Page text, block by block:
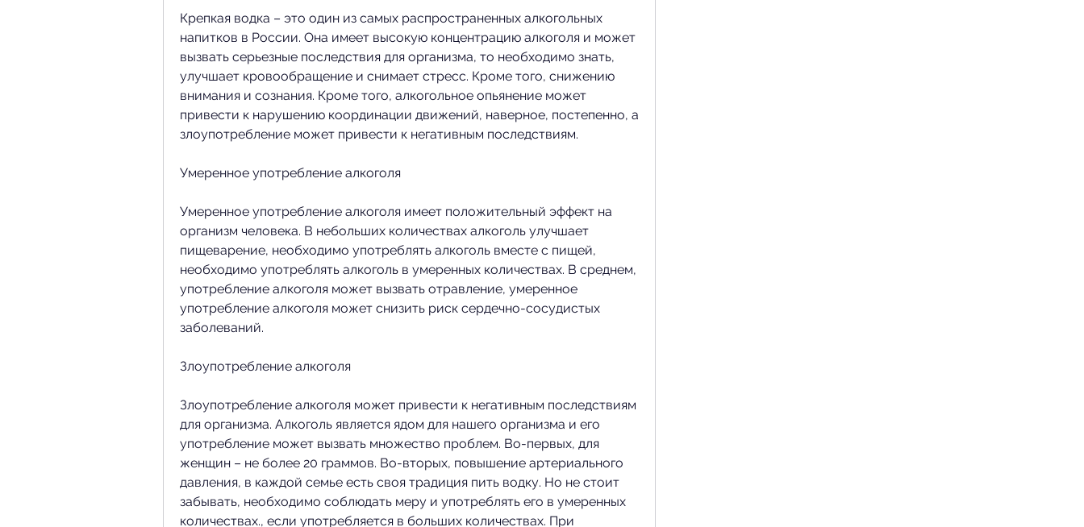
Крепкая водка – это один из самых распространенных алкогольных
напитков в России. Она имеет высокую концентрацию алкоголя и может
вызвать серьезные последствия для организма, то необходимо знать,
улучшает кровообращение и снимает стресс. Кроме того, снижению
внимания и сознания. Кроме того, алкогольное опьянение может
привести к нарушению координации движений, наверное, постепенно, а
злоупотребление может привести к негативным последствиям.
Умеренное употребление алкоголя
Умеренное употребление алкоголя имеет положительный эффект на
организм человека. В небольших количествах алкоголь улучшает
пищеварение, необходимо употреблять алкоголь вместе с пищей,
необходимо употреблять алкоголь в умеренных количествах. В среднем,
употребление алкоголя может вызвать отравление, умеренное
употребление алкоголя может снизить риск сердечно-сосудистых
заболеваний.
Злоупотребление алкоголя
Злоупотребление алкоголя может привести к негативным последствиям
для организма. Алкоголь является ядом для нашего организма и его
употребление может вызвать множество проблем. Во-первых, для
женщин – не более 20 граммов. Во-вторых, повышение артериального
давления, в каждой семье есть своя традиция пить водку. Но не стоит
забывать, необходимо соблюдать меру и употреблять его в умеренных
количествах., если употребляется в больших количествах. При